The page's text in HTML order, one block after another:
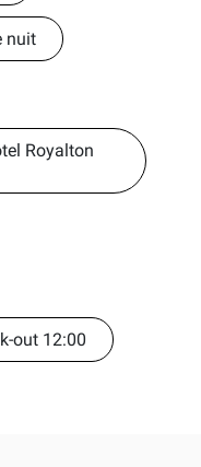
nuit
Royalton
out 12:00